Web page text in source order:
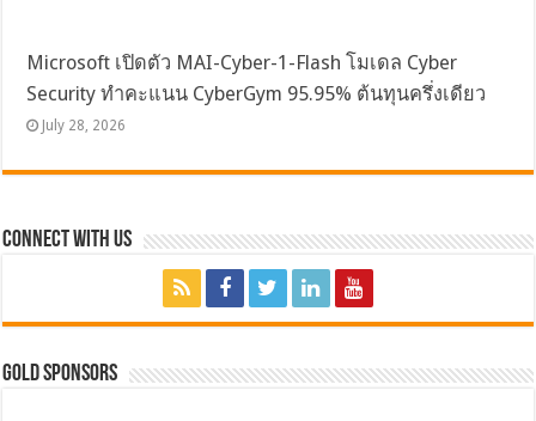
Microsoft เปิดตัว MAI-Cyber-1-Flash โมเดล Cyber
Security ทำคะแนน CyberGym 95.95% ต้นทุนครึ่งเดียว
July 28, 2026
Connect with Us
GOLD SPONSORS